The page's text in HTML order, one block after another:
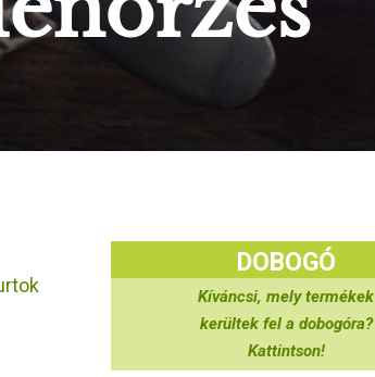
DOBOGÓ
Kíváncsi, mely termékek
kerültek fel a dobogóra?
Kattintson!